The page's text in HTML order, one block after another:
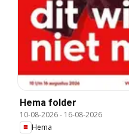
Hema folder
10-08-2026- 16-08-2026
Hema